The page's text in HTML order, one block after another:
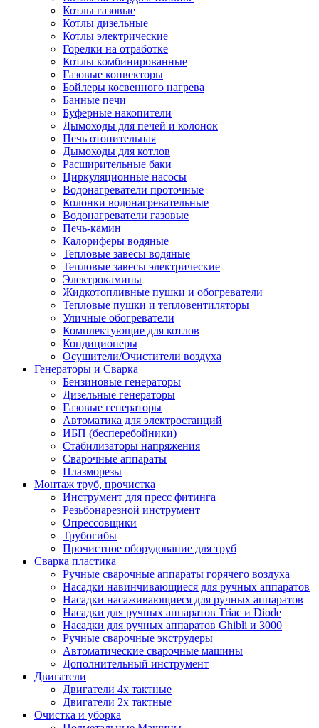
Котлы газовые
Котлы дизельные
Котлы электрические
Горелки на отработке
Котлы комбинированные
Газовые конвекторы
Бойлеры косвенного нагрева
Банные печи
Буферные накопители
Дымоходы для печей и колонок
Печь отопительная
Дымоходы для котлов
Расширительные баки
Циркуляционные насосы
Водонагреватели проточные
Колонки водонагревательные
Водонагреватели газовые
Печь-камин
Калориферы водяные
Тепловые завесы водяные
Тепловые завесы электрические
Электрокамины
Жидкотопливные пушки и обогреватели
Тепловые пушки и тепловентиляторы
Уличные обогреватели
Комплектующие для котлов
Кондиционеры
Осушители/Очистители воздуха
Генераторы и Сварка
Бензиновые генераторы
Дизельные генераторы
Газовые генераторы
Автоматика для электростанций
ИБП (бесперебойники)
Стабилизаторы напряжения
Сварочные аппараты
Плазморезы
Монтаж труб, прочистка
Инструмент для пресс фитинга
Резьбонарезной инструмент
Опрессовщики
Трубогибы
Прочистное оборудование для труб
Сварка пластика
Ручные сварочные аппараты горячего воздуха
Насадки навинчивающиеся для ручных аппаратов
Насадки насаживающиеся для ручных аппаратов
Насадки для ручных аппаратов Triac и Diode
Насадки для ручных аппаратов Ghibli и 3000
Ручные сварочные экструдеры
Автоматические сварочные машины
Дополнительный инструмент
Двигатели
Двигатели 4х тактные
Двигатели 2х тактные
Очистка и уборка